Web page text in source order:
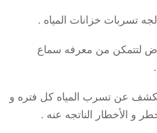
تسربات خزانات المياه .
لتتمكن من معرفه سماع
عن تسرب المياه كل فتره و
و الأخطار الناتجه عنه .